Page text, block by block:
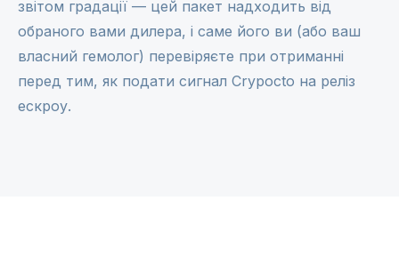
звітом градації — цей пакет надходить від
обраного вами дилера, і саме його ви (або ваш
власний гемолог) перевіряєте при отриманні
перед тим, як подати сигнал Crypocto на реліз
ескроу.